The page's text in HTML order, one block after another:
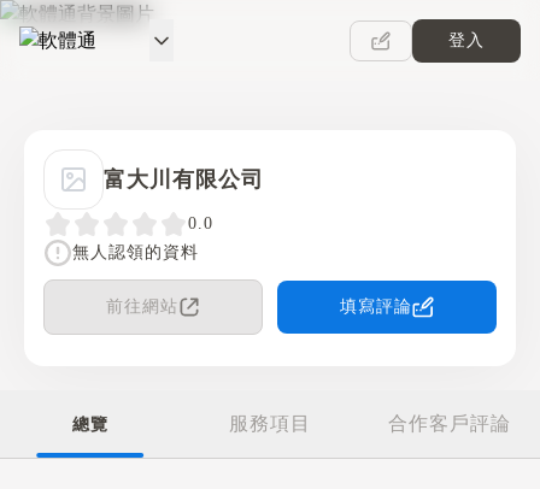
軟體通
登入
富大川有限公司
0.0
無人認領的資料
前往網站 填寫評論
總覽 服務項目 合作客戶評論